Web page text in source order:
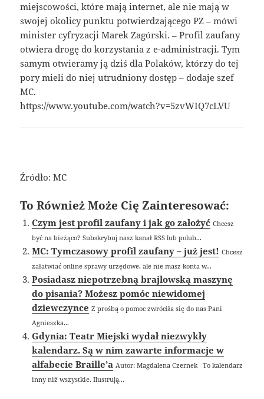
miejscowości, które mają internet, ale nie mają w
swojej okolicy punktu potwierdzającego PZ – mówi
minister cyfryzacji Marek Zagórski. – Profil zaufany
otwiera drogę do korzystania z e-administracji. Tym
samym otwieramy ją dziś dla Polaków, którzy do tej
pory mieli do niej utrudniony dostęp – dodaje szef
MC.
https://www.youtube.com/watch?v=5zvWIQ7cLVU
Źródło: MC
To Również Może Cię Zainteresować:
Czym jest profil zaufany i jak go założyć Chcesz
być na bieżąco? Subskrybuj nasz kanał RSS lub polub...
MC: Tymczasowy profil zaufany – już jest! Chcesz
załatwiać online sprawy urzędowe, ale nie masz konta w...
Posiadasz niepotrzebną brajlowską maszynę
do pisania? Możesz pomóc niewidomej
dziewczynce Z prośbą o pomoc zwróciła się do nas Pani
Agnieszka...
Gdynia: Teatr Miejski wydał niezwykły
kalendarz. Są w nim zawarte informacje w
alfabecie Braille’a Autor: Magdalena Czernek To kalendarz
inny niż wszystkie. Ilustrują...